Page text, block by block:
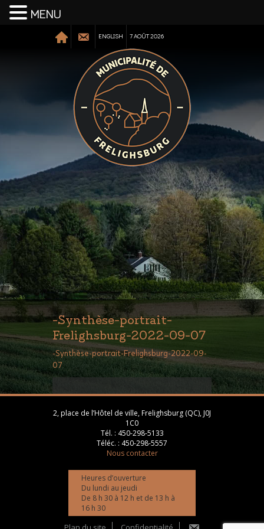
ENGLISH 7 AOÛT 2026
-Synthèse-portrait-
Frelighsburg-2022-09-07
-Synthèse-portrait-Frelighsburg-2022-09-
07
2, place de l’Hôtel de ville, Frelighsburg (QC), J0J
1C0
Tél. : 450-298-5133
Téléc. : 450-298-5557
Nous contacter
Heures d’ouverture
Du lundi au jeudi
De 8 h 30 à 12 h et de 13 h à
16 h 30
MENU